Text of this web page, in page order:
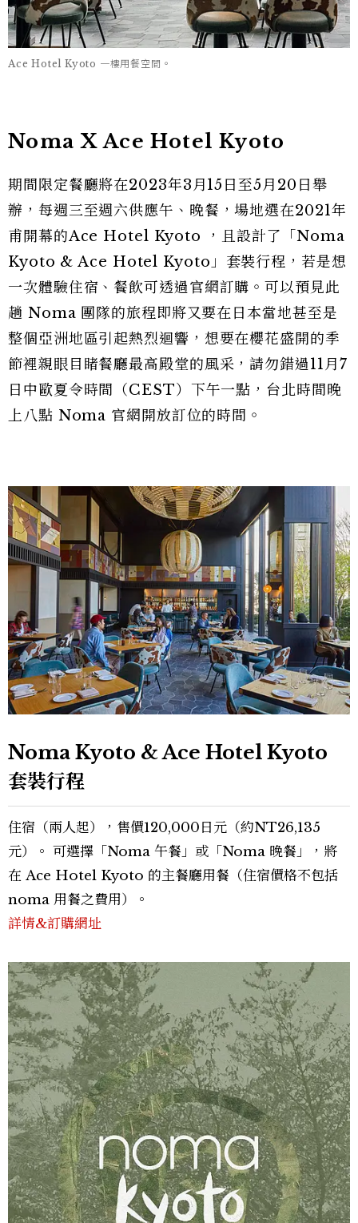
Ace Hotel Kyoto 一樓用餐空間。
Noma X Ace Hotel Kyoto
期間限定餐廳將在2023年3月15日至5月20日舉
辦，每週三至週六供應午、晚餐，場地選在2021年
甫開幕的Ace Hotel Kyoto ，且設計了「Noma
Kyoto & Ace Hotel Kyoto」套裝行程，若是想
一次體驗住宿、餐飲可透過官網訂購。可以預見此
趟 Noma 團隊的旅程即將又要在日本當地甚至是
整個亞洲地區引起熱烈迴響，想要在櫻花盛開的季
節裡親眼目睹餐廳最高殿堂的風采，請勿錯過11月7
日中歐夏令時間（CEST）下午一點，台北時間晚
上八點 Noma 官網開放訂位的時間。
Noma Kyoto & Ace Hotel Kyoto
套裝行程
住宿（兩人起），售價120,000日元（約NT26,135
元）。 可選擇「Noma 午餐」或「Noma 晚餐」，將
在 Ace Hotel Kyoto 的主餐廳用餐（住宿價格不包括
noma 用餐之費用）。
詳情&訂購網址